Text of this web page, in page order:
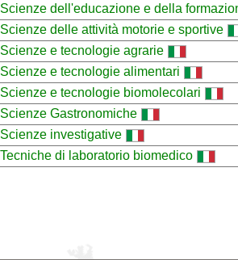
Scienze dell'educazione e della
Scienze delle attività motorie e sportive
Scienze e tecnologie agrarie
Scienze e tecnologie alimentari
Scienze e tecnologie biomolecolari
Scienze Gastronomiche
Scienze investigative
Tecniche di laboratorio biomedico